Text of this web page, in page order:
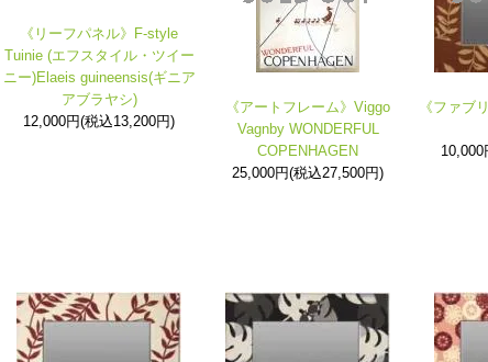
《リーフパネル》F-style
Tuinie (エフスタイル・ツイー
ニー)Elaeis guineensis(ギニア
アブラヤシ)
12,000円(税込13,200円)
《アートフレーム》Viggo
Vagnby WONDERFUL
COPENHAGEN
25,000円(税込27,500円)
《ファブ
10,000